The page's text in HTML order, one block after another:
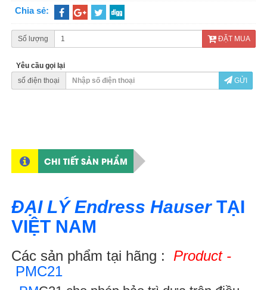
Chia sẻ:
Số lượng ĐẶT MUA
Yêu cầu gọi lại
số điện thoại
GỬI
CHI TIẾT SẢN PHẨM
ĐẠI LÝEndress Hauser TẠI
VIỆT NAM
Các sản phẩm tại hãng :
Product -
PMC21